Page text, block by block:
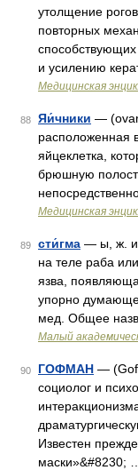
утолщение
повторных
и усилению
Медицинская
88 Яи́чники —
расположенная
яйцеклетка,
брюшную
Медицинская
89 сти́гма — ы, ж. и
на теле раба
язва,
упорно
мед. Общее
Малый
90 ГОФМАН —
социолог и
Известен
маски»&#8230; …